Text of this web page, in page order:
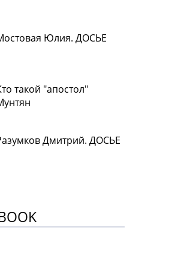
Юлия. ДОСЬЕ
такой "апостол"
Дмитрий. ДОСЬЕ